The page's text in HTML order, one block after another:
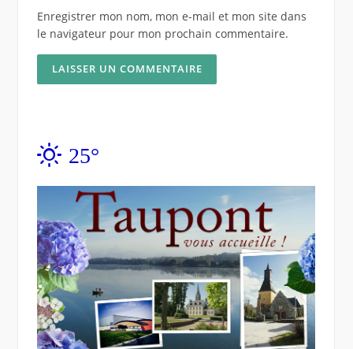
Enregistrer mon nom, mon e-mail et mon site dans
le navigateur pour mon prochain commentaire.
25°